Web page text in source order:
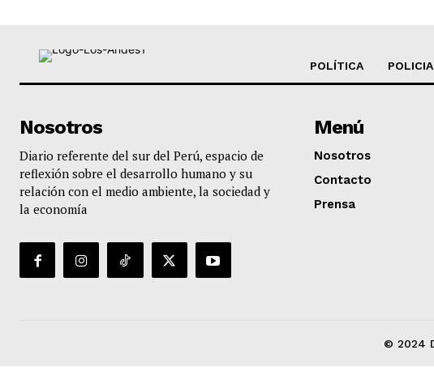
POLÍTICA
Nosotros
Diario referente del sur del Perú, espacio de
reflexión sobre el desarrollo humano y su
relación con el medio ambiente, la sociedad y
la economía
Menú
Nosotros
Contacto
Prensa
© 2024